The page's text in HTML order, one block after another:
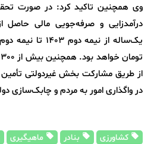
وی همچنین تاکید کرد: در صورت
درآمدزایی و صرفه‌جویی مالی حاصل
از طریق مشارکت بخش غیردولتی
در واگذاری امور به مردم و
کشاورزی بنادر ماهیگیری